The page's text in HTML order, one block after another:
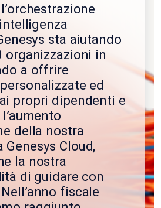
sta aiutando
organizzazioni in
a offrire
ed
propri dipendenti e
della nostra
Cloud,
la nostra
di guidare con
fiscale